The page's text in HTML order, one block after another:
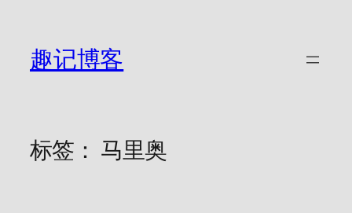
趣记博客
标签： 马里奥